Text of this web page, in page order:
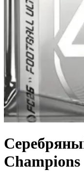
Champions